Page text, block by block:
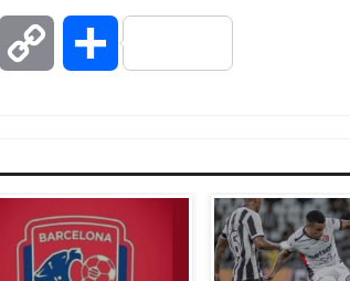
Email Copy Compartilhar